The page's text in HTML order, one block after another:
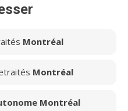
Montréal
Montréal
Montréal